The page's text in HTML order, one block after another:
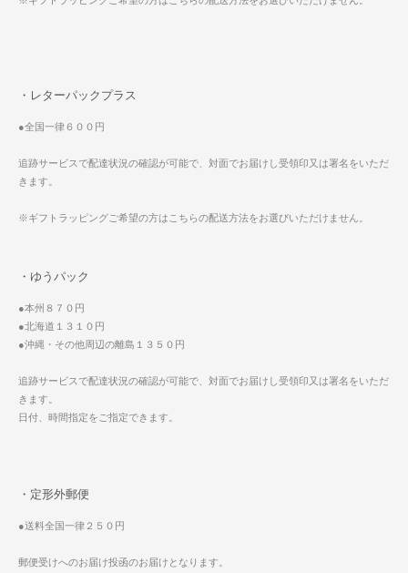
・レターパックプラス
●全国一律６００円
追跡サービスで配達状況の確認が可能で、対面でお届けし受領印又は署名をいただ
きます。
※ギフトラッピングご希望の方はこちらの配送方法をお選びいただけません。
・ゆうパック
●本州８７０円
●北海道１３１０円
●沖縄・その他周辺の離島１３５０円
追跡サービスで配達状況の確認が可能で、対面でお届けし受領印又は署名をいただ
きます。
日付、時間指定をご指定できます。
・定形外郵便
●送料全国一律２５０円
郵便受けへのお届け投函のお届けとなります。